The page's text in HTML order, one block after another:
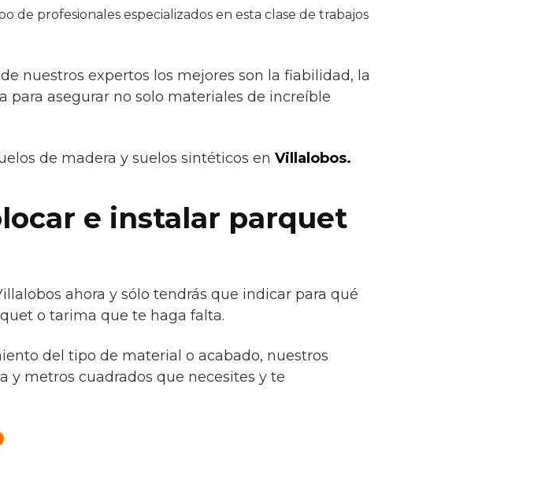
de profesionales especializados en esta clase de trabajos
nuestros expertos los mejores son la fiabilidad, la
para asegurar no solo materiales de increíble
de madera y suelos sintéticos en Villalobos.
e instalar parquet
ahora y sólo tendrás que indicar para qué
o tarima que te haga falta.
del tipo de material o acabado, nuestros
y metros cuadrados que necesites y te